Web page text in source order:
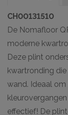
CH00131510
De Nomafloor
moderne
Deze plint
kwartronding
wand. Ideaal
effectief! De